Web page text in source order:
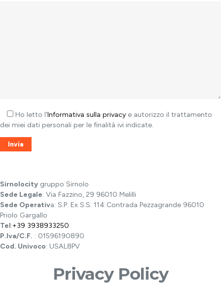
Ho letto l'Informativa sulla privacye autorizzo il trattamento
dei miei dati personali per le finalità ivi indicate.
Sirnolocity gruppo Sirnolo
Sede Legale: Via Fazzino, 29 96010 Melilli
Sede Operativa: S.P. Ex S.S. 114 Contrada Pezzagrande 96010
Priolo Gargallo
Tel:+39 3938933250
P.Iva/C.F. : 01596190890
Cod. Univoco: USAL8PV
Privacy Policy